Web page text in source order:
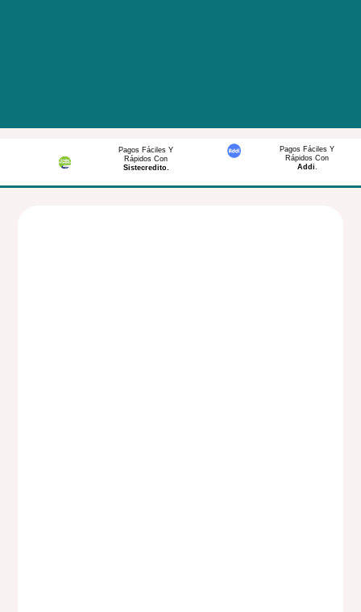
Pagos Fáciles Y
Rápidos Con
Sistecredito.
Pagos Fáciles Y
Rápidos Con
Addi.